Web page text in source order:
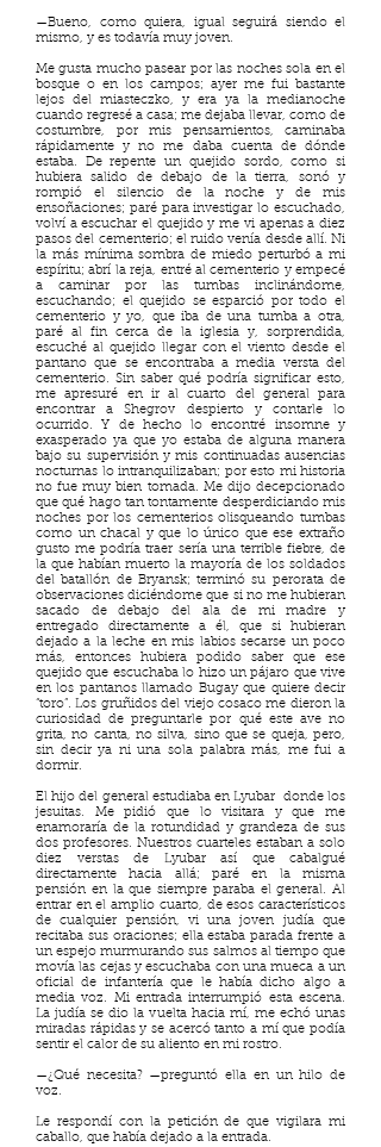
—Bueno, como quiera, igual seguirá siendo el
mismo, y es todavía muy joven.
Me gusta mucho pasear por las noches sola en el
bosque o en los campos; ayer me fui bastante
lejos del miasteczko, y era ya la medianoche
cuando regresé a casa; me dejaba llevar, como de
costumbre, por mis pensamientos, caminaba
rápidamente y no me daba cuenta de dónde
estaba. De repente un quejido sordo, como si
hubiera salido de debajo de la tierra, sonó y
rompió el silencio de la noche y de mis
ensoñaciones; paré para investigar lo escuchado,
volví a escuchar el quejido y me vi apenas a diez
pasos del cementerio; el ruido venía desde allí. Ni
la más mínima sombra de miedo perturbó a mi
espíritu; abrí la reja, entré al cementerio y empecé
a caminar por las tumbas inclinándome,
escuchando; el quejido se esparció por todo el
cementerio y yo, que iba de una tumba a otra,
paré al fin cerca de la iglesia y, sorprendida,
escuché al quejido llegar con el viento desde el
pantano que se encontraba a media versta del
cementerio. Sin saber qué podría significar esto,
me apresuré en ir al cuarto del general para
encontrar a Shegrov despierto y contarle lo
ocurrido. Y de hecho lo encontré insomne y
exasperado ya que yo estaba de alguna manera
bajo su supervisión y mis continuadas ausencias
nocturnas lo intranquilizaban; por esto mi historia
no fue muy bien tomada. Me dijo decepcionado
que qué hago tan tontamente desperdiciando mis
noches por los cementerios olisqueando tumbas
como un chacal y que lo único que ese extraño
gusto me podría traer sería una terrible fiebre, de
la que habían muerto la mayoría de los soldados
del batallón de Bryansk; terminó su perorata de
observaciones diciéndome que si no me hubieran
sacado de debajo del ala de mi madre y
entregado directamente a él, que si hubieran
dejado a la leche en mis labios secarse un poco
más, entonces hubiera podido saber que ese
quejido que escuchaba lo hizo un pájaro que vive
en los pantanos llamado Bugay que quiere decir
“toro”. Los gruñidos del viejo cosaco me dieron la
curiosidad de preguntarle por qué este ave no
grita, no canta, no silva, sino que se queja, pero,
sin decir ya ni una sola palabra más, me fui a
dormir.
El hijo del general estudiaba en Lyubar donde los
jesuitas. Me pidió que lo visitara y que me
enamoraría de la rotundidad y grandeza de sus
dos profesores. Nuestros cuarteles estaban a solo
diez verstas de Lyubar así que cabalgué
directamente hacia allá; paré en la misma
pensión en la que siempre paraba el general. Al
entrar en el amplio cuarto, de esos característicos
de cualquier pensión, vi una joven judía que
recitaba sus oraciones; ella estaba parada frente a
un espejo murmurando sus salmos al tiempo que
movía las cejas y escuchaba con una mueca a un
oficial de infantería que le había dicho algo a
media voz. Mi entrada interrumpió esta escena.
La judía se dio la vuelta hacia mí, me echó unas
miradas rápidas y se acercó tanto a mí que podía
sentir el calor de su aliento en mi rostro.
—¿Qué necesita? —preguntó ella en un hilo de
voz.
Le respondí con la petición de que vigilara mi
caballo, que había dejado a la entrada.